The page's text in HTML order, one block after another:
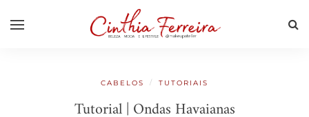
CABELOS / TUTORIAIS
Tutorial | Ondas Havaianas